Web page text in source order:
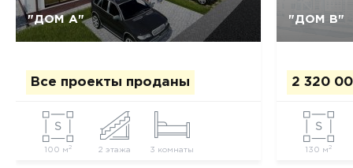
"ДОМ А"
Все проекты проданы
100 м2 2 этажа 3 комнаты
Да, удалить Отмена "ДОМ В"
2 320
130 м2